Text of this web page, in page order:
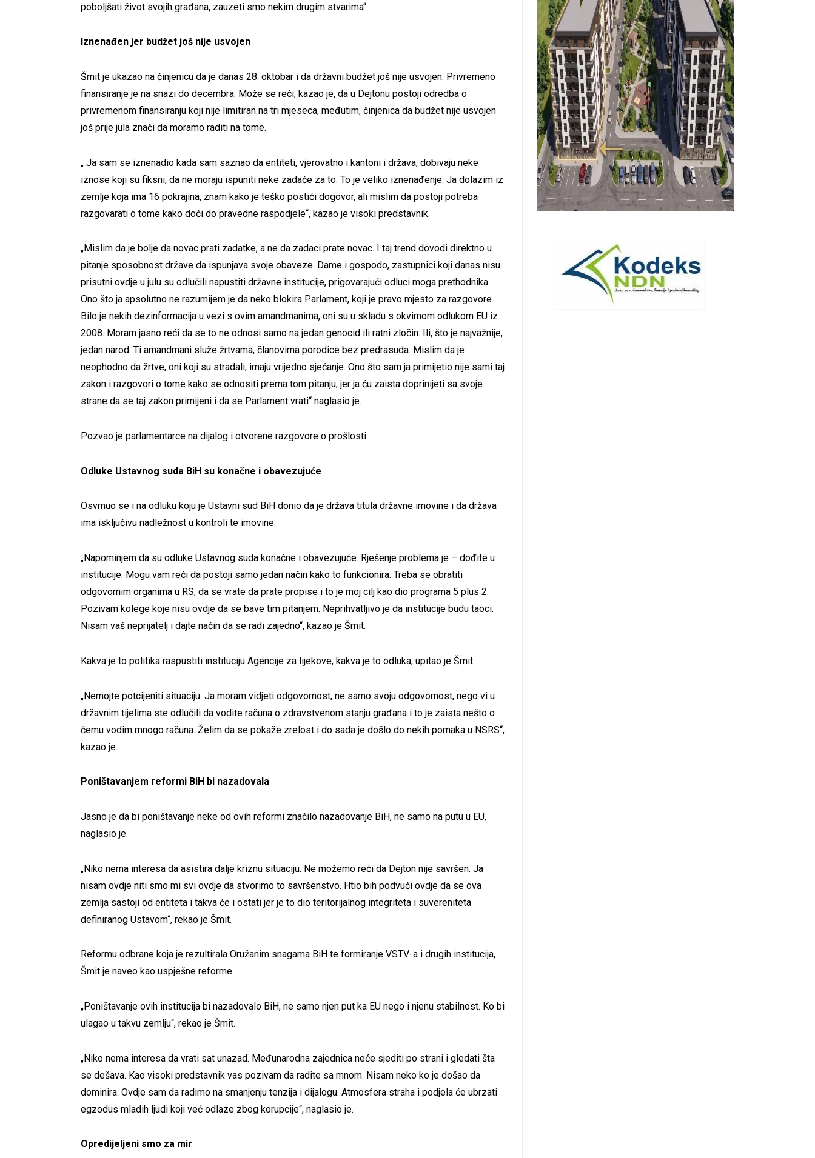
poboljšati život svojih građana, zauzeti smo nekim drugim stvarima“.
Iznenađen jer budžet još nije usvojen
Šmit je ukazao na činjenicu da je danas 28. oktobar i da državni budžet još nije usvojen. Privremeno
finansiranje je na snazi do decembra. Može se reći, kazao je, da u Dejtonu postoji odredba o
privremenom finansiranju koji nije limitiran na tri mjeseca, međutim, činjenica da budžet nije usvojen
još prije jula znači da moramo raditi na tome.
„ Ja sam se iznenadio kada sam saznao da entiteti, vjerovatno i kantoni i država, dobivaju neke
iznose koji su fiksni, da ne moraju ispuniti neke zadaće za to. To je veliko iznenađenje. Ja dolazim iz
zemlje koja ima 16 pokrajina, znam kako je teško postići dogovor, ali mislim da postoji potreba
razgovarati o tome kako doći do pravedne raspodjele“, kazao je visoki predstavnik.
„Mislim da je bolje da novac prati zadatke, a ne da zadaci prate novac. I taj trend dovodi direktno u
pitanje sposobnost države da ispunjava svoje obaveze. Dame i gospodo, zastupnici koji danas nisu
prisutni ovdje u julu su odlučili napustiti državne institucije, prigovarajući odluci moga prethodnika.
Ono što ja apsolutno ne razumijem je da neko blokira Parlament, koji je pravo mjesto za razgovore.
Bilo je nekih dezinformacija u vezi s ovim amandmanima, oni su u skladu s okvirnom odlukom EU iz
2008. Moram jasno reći da se to ne odnosi samo na jedan genocid ili ratni zločin. Ili, što je najvažnije,
jedan narod. Ti amandmani služe žrtvama, članovima porodice bez predrasuda. Mislim da je
neophodno da žrtve, oni koji su stradali, imaju vrijedno sjećanje. Ono što sam ja primijetio nije sami taj
zakon i razgovori o tome kako se odnositi prema tom pitanju, jer ja ću zaista doprinijeti sa svoje
strane da se taj zakon primijeni i da se Parlament vrati“ naglasio je.
Pozvao je parlamentarce na dijalog i otvorene razgovore o prošlosti.
Odluke Ustavnog suda BiH su konačne i obavezujuće
Osvrnuo se i na odluku koju je Ustavni sud BiH donio da je država titula državne imovine i da država
ima isključivu nadležnost u kontroli te imovine.
„Napominjem da su odluke Ustavnog suda konačne i obavezujuće. Rješenje problema je – dođite u
institucije. Mogu vam reći da postoji samo jedan način kako to funkcionira. Treba se obratiti
odgovornim organima u RS, da se vrate da prate propise i to je moj cilj kao dio programa 5 plus 2.
Pozivam kolege koje nisu ovdje da se bave tim pitanjem. Neprihvatljivo je da institucije budu taoci.
Nisam vaš neprijatelj i dajte način da se radi zajedno“, kazao je Šmit.
Kakva je to politika raspustiti instituciju Agencije za lijekove, kakva je to odluka, upitao je Šmit.
„Nemojte potcijeniti situaciju. Ja moram vidjeti odgovornost, ne samo svoju odgovornost, nego vi u
državnim tijelima ste odlučili da vodite računa o zdravstvenom stanju građana i to je zaista nešto o
čemu vodim mnogo računa. Želim da se pokaže zrelost i do sada je došlo do nekih pomaka u NSRS“,
kazao je.
Poništavanjem reformi BiH bi nazadovala
Jasno je da bi poništavanje neke od ovih reformi značilo nazadovanje BiH, ne samo na putu u EU,
naglasio je.
„Niko nema interesa da asistira dalje kriznu situaciju. Ne možemo reći da Dejton nije savršen. Ja
nisam ovdje niti smo mi svi ovdje da stvorimo to savršenstvo. Htio bih podvući ovdje da se ova
zemlja sastoji od entiteta i takva će i ostati jer je to dio teritorijalnog integriteta i suvereniteta
definiranog Ustavom“, rekao je Šmit.
Reformu odbrane koja je rezultirala Oružanim snagama BiH te formiranje VSTV-a i drugih institucija,
Šmit je naveo kao uspješne reforme.
„Poništavanje ovih institucija bi nazadovalo BiH, ne samo njen put ka EU nego i njenu stabilnost. Ko bi
ulagao u takvu zemlju“, rekao je Šmit.
„Niko nema interesa da vrati sat unazad. Međunarodna zajednica neće sjediti po strani i gledati šta
se dešava. Kao visoki predstavnik vas pozivam da radite sa mnom. Nisam neko ko je došao da
dominira. Ovdje sam da radimo na smanjenju tenzija i dijalogu. Atmosfera straha i podjela će ubrzati
egzodus mladih ljudi koji već odlaze zbog korupcije“, naglasio je.
Opredijeljeni smo za mir